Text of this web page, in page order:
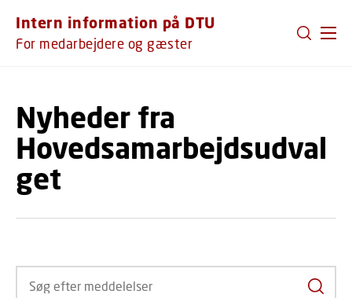
Intern information på DTU
For medarbejdere og gæster
Nyheder fra
Hovedsamarbejdsudval
get
Søg